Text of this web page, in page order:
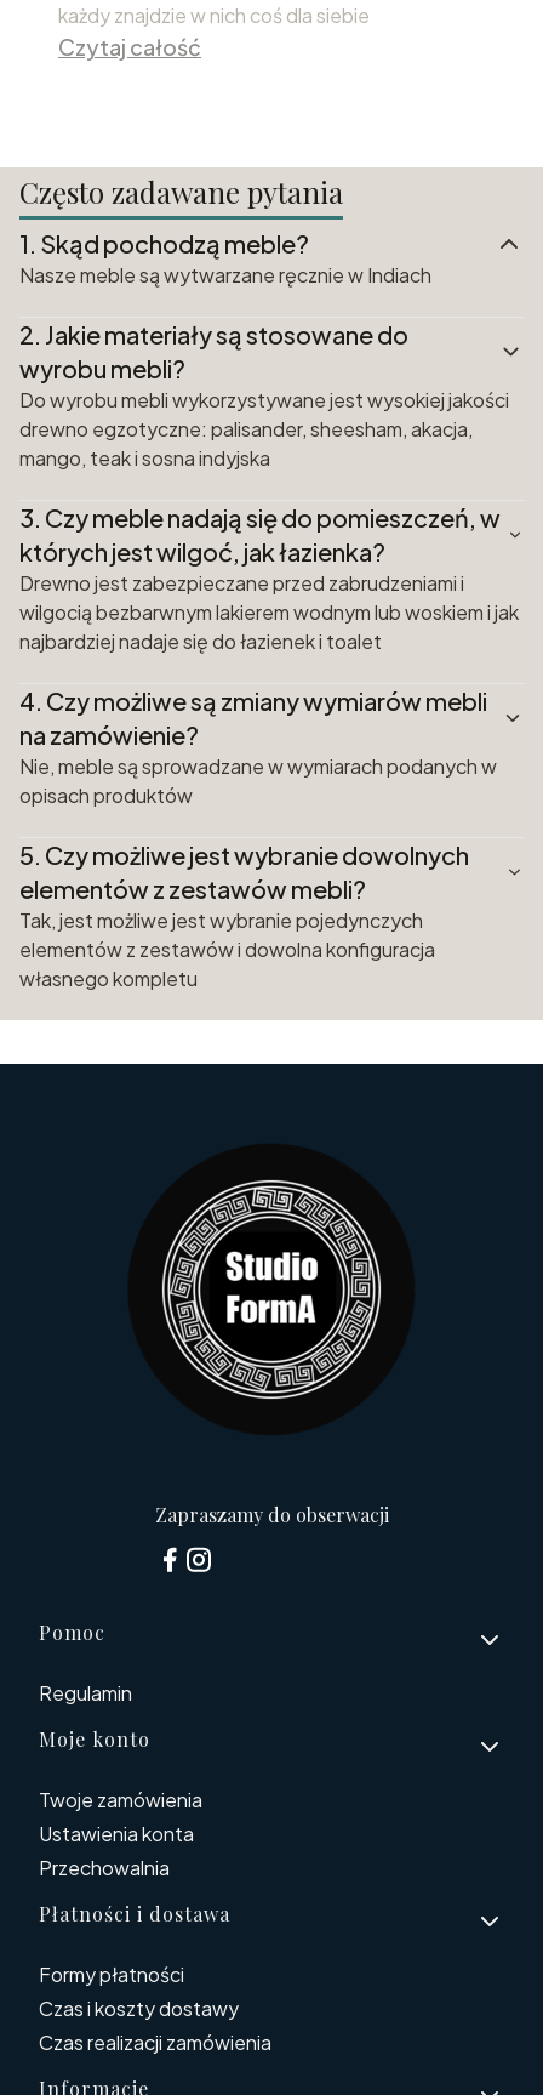
każdy znajdzie w nich coś dla siebie
Czytaj całość
Często zadawane pytania
1. Skąd pochodzą meble?
Nasze meble są wytwarzane ręcznie w Indiach
2. Jakie materiały są stosowane do
wyrobu mebli?
Do wyrobu mebli wykorzystywane jest wysokiej jakości
drewno egzotyczne: palisander, sheesham, akacja,
mango, teak i sosna indyjska
3. Czy meble nadają się do pomieszczeń, w
których jest wilgoć, jak łazienka?
Drewno jest zabezpieczane przed zabrudzeniami i
wilgocią bezbarwnym lakierem wodnym lub woskiem i jak
najbardziej nadaje się do łazienek i toalet
4. Czy możliwe są zmiany wymiarów mebli
na zamówienie?
Nie, meble są sprowadzane w wymiarach podanych w
opisach produktów
5. Czy możliwe jest wybranie dowolnych
elementów z zestawów mebli?
Tak, jest możliwe jest wybranie pojedynczych
elementów z zestawów i dowolna konfiguracja
własnego kompletu
Zapraszamy do obserwacji
Linki w stopce
Pomoc
Regulamin
Moje konto
Twoje zamówienia
Ustawienia konta
Przechowalnia
Płatności i dostawa
Formy płatności
Czas i koszty dostawy
Czas realizacji zamówienia
Informacje